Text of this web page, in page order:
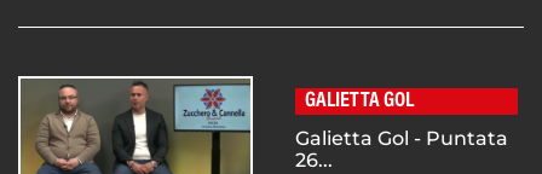
GALIETTA GOL
Galietta Gol - Puntata
26...